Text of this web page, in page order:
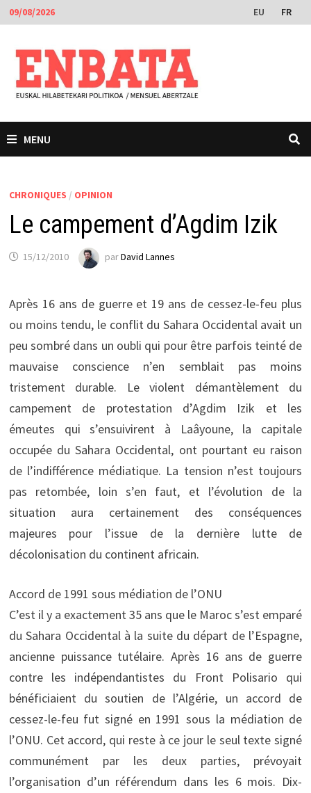
Passer
au
contenu
09/08/2026 EU FR
MENU
CHRONIQUES / OPINION
Le campement d’Agdim Izik
15/12/2010 parDavid Lannes
Après 16 ans de guerre et 19 ans de cessez-le-feu plus
ou moins tendu, le conflit du Sahara Occidental avait un
peu sombré dans un oubli qui pour être parfois teinté de
mauvaise conscience n’en semblait pas moins
tristement durable. Le violent démantèlement du
campement de protestation d’Agdim Izik et les
émeutes qui s’ensuivirent à Laâyoune, la capitale
occupée du Sahara Occidental, ont pourtant eu raison
de l’indifférence médiatique. La tension n’est toujours
pas retombée, loin s’en faut, et l’évolution de la
situation aura certainement des conséquences
majeures pour l’issue de la dernière lutte de
décolonisation du continent africain.
Accord de 1991 sous médiation de l’ONU
C’est il y a exactement 35 ans que le Maroc s’est emparé
du Sahara Occidental à la suite du départ de l’Espagne,
ancienne puissance tutélaire. Après 16 ans de guerre
contre les indépendantistes du Front Polisario qui
bénéficiaient du soutien de l’Algérie, un accord de
cessez-le-feu fut signé en 1991 sous la médiation de
l’ONU. Cet accord, qui reste à ce jour le seul texte signé
communément par les deux parties, prévoyait
l’organisation d’un référendum dans les 6 mois. Dix-